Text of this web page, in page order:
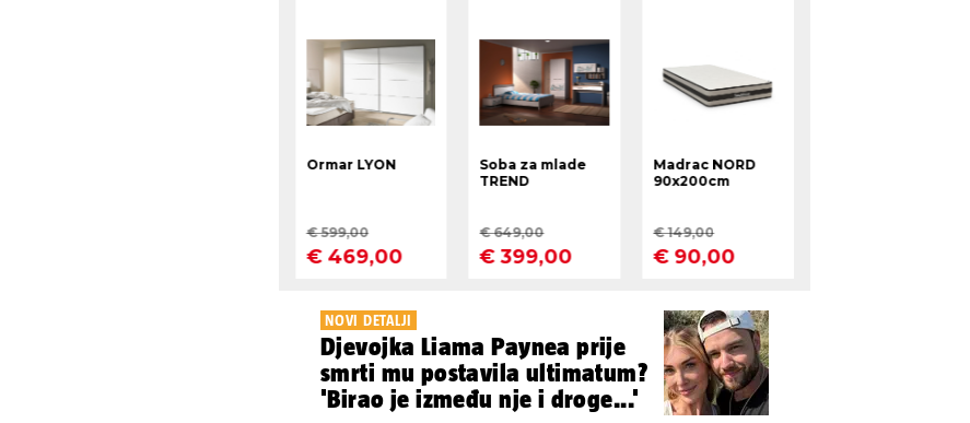
NOVI DETALJI
Djevojka Liama Paynea prije
smrti mu postavila ultimatum?
'Birao je između nje i droge...'